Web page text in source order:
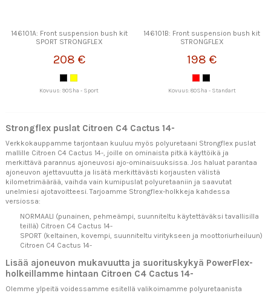
146101A: Front suspension bush kit
SPORT STRONGFLEX
208 €
Kovuus: 90Sha - Sport
146101B: Front suspension bush kit
STRONGFLEX
198 €
Kovuus: 80Sha - Standart
Strongflex puslat Citroen C4 Cactus 14-
Verkkokauppamme tarjontaan kuuluu myös polyuretaani Strongflex puslat
mallille Citroen C4 Cactus 14-, joille on ominaista pitkä käyttöikä ja
merkittävä parannus ajoneuvosi ajo-ominaisuuksissa. Jos haluat parantaa
ajoneuvon ajettavuutta ja lisätä merkittävästi korjausten välistä
kilometrimäärää, vaihda vain kumipuslat polyuretaaniin ja saavutat
unelmiesi ajotavoitteesi. Tarjoamme Strongflex-holkkeja kahdessa
versiossa:
NORMAALI (punainen, pehmeämpi, suunniteltu käytettäväksi tavallisilla
teillä) Citroen C4 Cactus 14-
SPORT (keltainen, kovempi, suunniteltu viritykseen ja moottoriurheiluun)
Citroen C4 Cactus 14-
Lisää ajoneuvon mukavuutta ja suorituskykyä PowerFlex-
holkeillamme hintaan Citroen C4 Cactus 14-
Olemme ylpeitä voidessamme esitellä valikoimamme polyuretaanista